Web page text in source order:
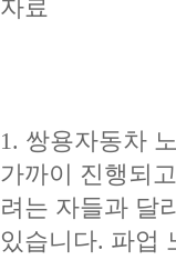
자료
1. 쌍용자동차
가까이 진행되
려는 자들과 달
있습니다. 파업